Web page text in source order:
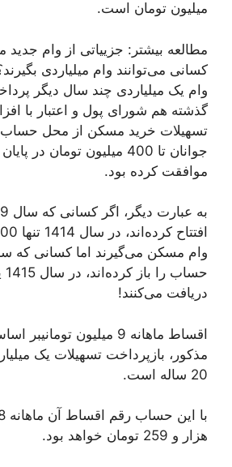
میلیون تومان است.
مطالعه بیشتر: جزيیاتی از وام
کسانی می‌توانند وام میلیاردی
وام یک میلیاردی چند سال دیگر
گذشته هم شورای پول و اعتبار با
تسهیلات خرید مسکن از محل
جوانان تا 400 میلیون تومان
موافقت کرده بود.
دریافت می‌کنند!
اقساط ماهانه 9 میلیون
مذکور، بازپرداخت تسهیلات یک
20 ساله است.
هزار و 259 تومان خواهد بود.